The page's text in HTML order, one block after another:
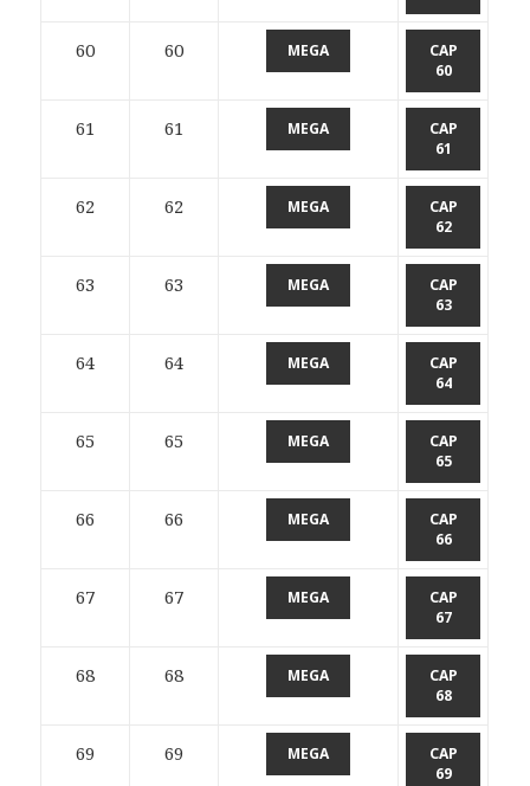
60 60 MEGA
CAP
60
61 61 MEGA
CAP
61
62 62 MEGA
CAP
62
63 63 MEGA
CAP
63
64 64 MEGA
CAP
64
65 65 MEGA
CAP
65
66 66 MEGA
CAP
66
67 67 MEGA
CAP
67
68 68 MEGA
CAP
68
69 69 MEGA
CAP
69